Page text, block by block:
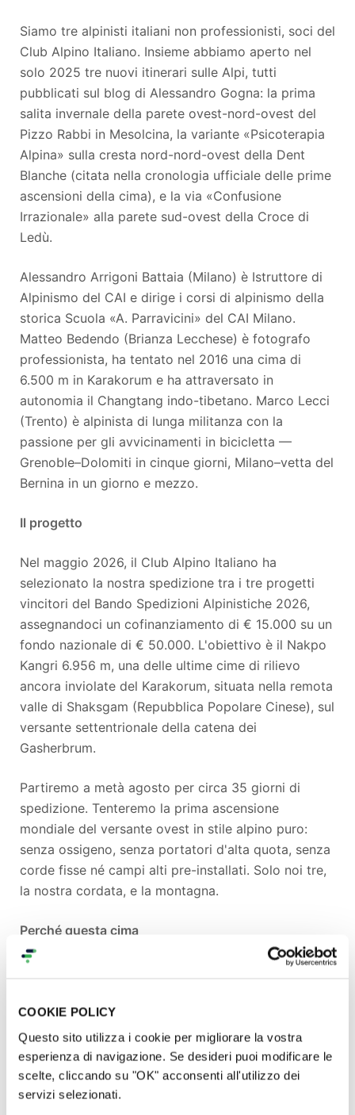
COOKIE POLICY
Questo sito utilizza i cookie per migliorare la vostra
esperienza di navigazione. Se desideri puoi modificare le
scelte, cliccando su "OK" acconsenti all'utilizzo dei
servizi selezionati.
Siamo tre alpinisti italiani non professionisti, soci del
Club Alpino Italiano. Insieme abbiamo aperto nel
solo 2025 tre nuovi itinerari sulle Alpi, tutti
pubblicati sul blog di Alessandro Gogna: la prima
salita invernale della parete ovest-nord-ovest del
Pizzo Rabbi in Mesolcina, la variante «Psicoterapia
Alpina» sulla cresta nord-nord-ovest della Dent
Blanche (citata nella cronologia ufficiale delle prime
ascensioni della cima), e la via «Confusione
Irrazionale» alla parete sud-ovest della Croce di
Ledù.
Alessandro Arrigoni Battaia (Milano) è Istruttore di
Alpinismo del CAI e dirige i corsi di alpinismo della
storica Scuola «A. Parravicini» del CAI Milano.
Matteo Bedendo (Brianza Lecchese) è fotografo
professionista, ha tentato nel 2016 una cima di
6.500 m in Karakorum e ha attraversato in
autonomia il Changtang indo-tibetano. Marco Lecci
(Trento) è alpinista di lunga militanza con la
passione per gli avvicinamenti in bicicletta —
Grenoble–Dolomiti in cinque giorni, Milano–vetta del
Bernina in un giorno e mezzo.
Il progetto
Nel maggio 2026, il Club Alpino Italiano ha
selezionato la nostra spedizione tra i tre progetti
vincitori del Bando Spedizioni Alpinistiche 2026,
assegnandoci un cofinanziamento di € 15.000 su un
fondo nazionale di € 50.000. L'obiettivo è il Nakpo
Kangri 6.956 m, una delle ultime cime di rilievo
ancora inviolate del Karakorum, situata nella remota
valle di Shaksgam (Repubblica Popolare Cinese), sul
versante settentrionale della catena dei
Gasherbrum.
Partiremo a metà agosto per circa 35 giorni di
spedizione. Tenteremo la prima ascensione
mondiale del versante ovest in stile alpino puro:
senza ossigeno, senza portatori d'alta quota, senza
corde fisse né campi alti pre-installati. Solo noi tre,
la nostra cordata, e la montagna.
Perché questa cima
La valle di Shaksgam — quasi 200 km di lunghezza,
inesplorate alpinisticamente — è uno dei luoghi più
simbolici e dimenticati dell'esplorazione himalayana.
Il versante settentrionale dei Gasherbrum, di
bellezza paragonabile al Baltoro ma
incomparabilmente più remoto, è stato visto e